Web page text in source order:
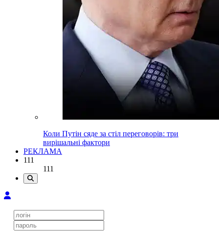
Коли Путін сяде за стіл переговорів: три
вирішальні фактори
РЕКЛАМА
111
111